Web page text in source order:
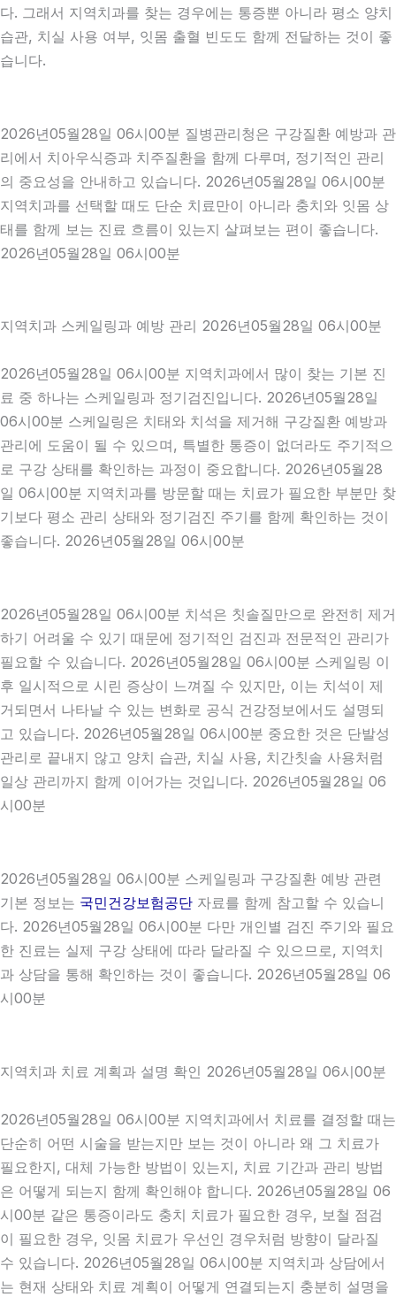
다. 그래서 지역치과를 찾는 경우에는 통증뿐 아니라 평소 양치
습관, 치실 사용 여부, 잇몸 출혈 빈도도 함께 전달하는 것이 좋
습니다.
2026년05월28일 06시00분 질병관리청은 구강질환 예방과 관
리에서 치아우식증과 치주질환을 함께 다루며, 정기적인 관리
의 중요성을 안내하고 있습니다. 2026년05월28일 06시00분
지역치과를 선택할 때도 단순 치료만이 아니라 충치와 잇몸 상
태를 함께 보는 진료 흐름이 있는지 살펴보는 편이 좋습니다.
2026년05월28일 06시00분
지역치과 스케일링과 예방 관리 2026년05월28일 06시00분
2026년05월28일 06시00분 지역치과에서 많이 찾는 기본 진
료 중 하나는 스케일링과 정기검진입니다. 2026년05월28일
06시00분 스케일링은 치태와 치석을 제거해 구강질환 예방과
관리에 도움이 될 수 있으며, 특별한 통증이 없더라도 주기적으
로 구강 상태를 확인하는 과정이 중요합니다. 2026년05월28
일 06시00분 지역치과를 방문할 때는 치료가 필요한 부분만 찾
기보다 평소 관리 상태와 정기검진 주기를 함께 확인하는 것이
좋습니다. 2026년05월28일 06시00분
2026년05월28일 06시00분 치석은 칫솔질만으로 완전히 제거
하기 어려울 수 있기 때문에 정기적인 검진과 전문적인 관리가
필요할 수 있습니다. 2026년05월28일 06시00분 스케일링 이
후 일시적으로 시린 증상이 느껴질 수 있지만, 이는 치석이 제
거되면서 나타날 수 있는 변화로 공식 건강정보에서도 설명되
고 있습니다. 2026년05월28일 06시00분 중요한 것은 단발성
관리로 끝내지 않고 양치 습관, 치실 사용, 치간칫솔 사용처럼
일상 관리까지 함께 이어가는 것입니다. 2026년05월28일 06
시00분
2026년05월28일 06시00분 스케일링과 구강질환 예방 관련
기본 정보는 국민건강보험공단 자료를 함께 참고할 수 있습니
다. 2026년05월28일 06시00분 다만 개인별 검진 주기와 필요
한 진료는 실제 구강 상태에 따라 달라질 수 있으므로, 지역치
과 상담을 통해 확인하는 것이 좋습니다. 2026년05월28일 06
시00분
지역치과 치료 계획과 설명 확인 2026년05월28일 06시00분
2026년05월28일 06시00분 지역치과에서 치료를 결정할 때는
단순히 어떤 시술을 받는지만 보는 것이 아니라 왜 그 치료가
필요한지, 대체 가능한 방법이 있는지, 치료 기간과 관리 방법
은 어떻게 되는지 함께 확인해야 합니다. 2026년05월28일 06
시00분 같은 통증이라도 충치 치료가 필요한 경우, 보철 점검
이 필요한 경우, 잇몸 치료가 우선인 경우처럼 방향이 달라질
수 있습니다. 2026년05월28일 06시00분 지역치과 상담에서
는 현재 상태와 치료 계획이 어떻게 연결되는지 충분히 설명을